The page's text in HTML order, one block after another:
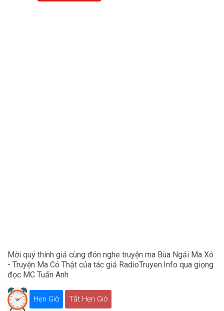
Mời quý thính giả cùng đón nghe truyện ma Bùa Ngải Ma Xó
- Truyện Ma Có Thật của tác giả RadioTruyen.Info qua giọng
đọc MC Tuấn Anh
Hẹn Giờ Tắt Hẹn Giờ